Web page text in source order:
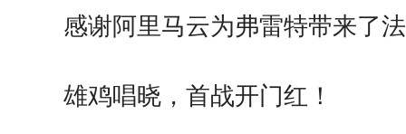
感谢阿里马云为弗雷特带来了
雄鸡唱晓，首战开门红！